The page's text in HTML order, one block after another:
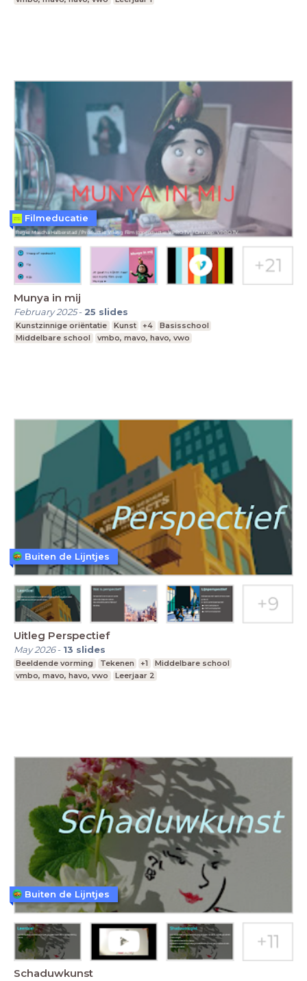
Munya in mij
February 2025- 25 slides
Kunstzinnige oriëntatie Kunst +4
Basisschool
Middelbare school
vmbo, mavo, havo, vwo
Filmeducatie
Uitleg Perspectief
May 2026- 13 slides
Beeldende vorming Tekenen +1
Middelbare school
vmbo, mavo, havo, vwo
Leerjaar 2
Buiten de Lijntjes
Schaduwkunst
Buiten de Lijntjes